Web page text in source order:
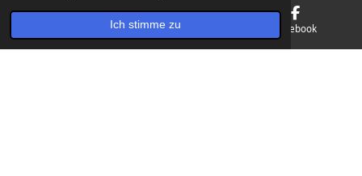
Ich stimme zu
Datenschutz
Karte Facebook